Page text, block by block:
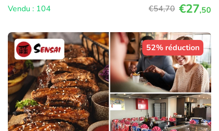
Vendu : 104
€54,70 €27,50
52% réduction